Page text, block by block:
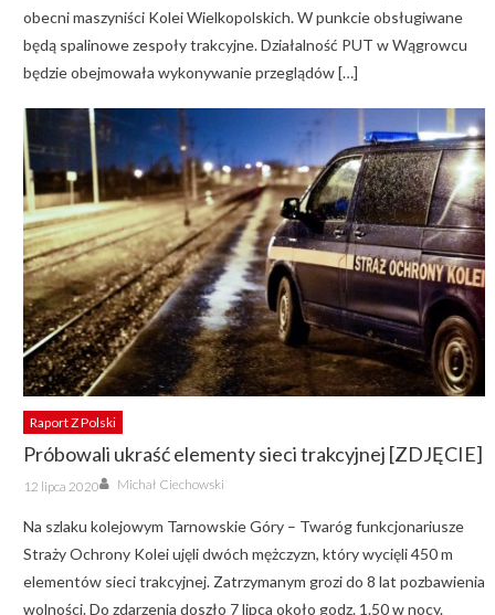
obecni maszyniści Kolei Wielkopolskich. W punkcie obsługiwane
będą spalinowe zespoły trakcyjne. Działalność PUT w Wągrowcu
będzie obejmowała wykonywanie przeglądów […]
Raport Z Polski
Próbowali ukraść elementy sieci trakcyjnej [ZDJĘCIE]
Posted
on
12 lipca 2020 Author
Michał Ciechowski
Na szlaku kolejowym Tarnowskie Góry – Twaróg funkcjonariusze
Straży Ochrony Kolei ujęli dwóch mężczyzn, który wycięli 450 m
elementów sieci trakcyjnej. Zatrzymanym grozi do 8 lat pozbawienia
wolności. Do zdarzenia doszło 7 lipca około godz. 1.50 w nocy.